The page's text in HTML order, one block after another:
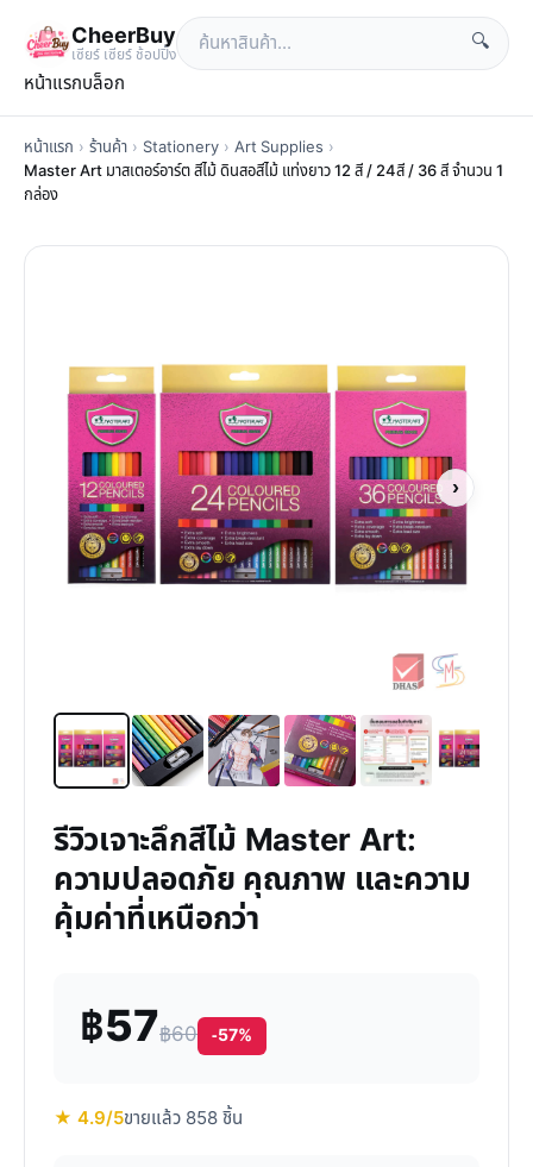
CheerBuy
เซียร์ เซียร์ ช้อปปิ้ง
🔍
หน้าแรกบล็อก
หน้าแรก › ร้านค้า › Stationery › Art Supplies ›
Master Art มาสเตอร์อาร์ต สีไม้ ดินสอสีไม้ แท่งยาว 12 สี / 24สี / 36 สี จำนวน 1
กล่อง
›
รีวิวเจาะลึกสีไม้ Master Art:
ความปลอดภัย คุณภาพ และความ
คุ้มค่าที่เหนือกว่า
฿57฿60 -57%
★ 4.9/5ขายแล้ว 858 ชิ้น